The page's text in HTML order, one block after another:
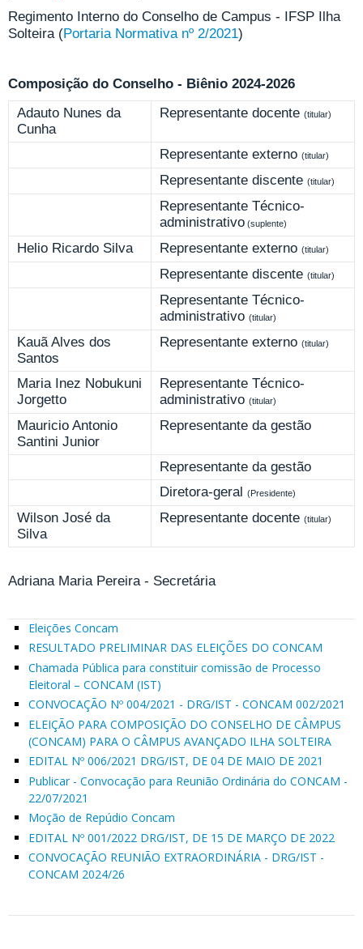
Regimento Interno do Conselho de Campus - IFSP Ilha
Solteira (Portaria Normativa nº 2/2021)
Composição do Conselho - Biênio 2024-2026
Adauto Nunes da
Cunha
Representante docente (titular)
Representante externo (titular)
Representante discente (titular)
Representante Técnico-
administrativo (suplente)
Helio Ricardo Silva Representante externo (titular)
Representante discente (titular)
Representante Técnico-
administrativo (titular)
Kauã Alves dos
Santos
Representante externo (titular)
Maria Inez Nobukuni
Jorgetto
Representante Técnico-
administrativo (titular)
Mauricio Antonio
Santini Junior
Representante da gestão
Representante da gestão
Diretora-geral (Presidente)
Wilson José da
Silva
Representante docente (titular)
Adriana Maria Pereira - Secretária
Eleições Concam
RESULTADO PRELIMINAR DAS ELEIÇÕES DO CONCAM
Chamada Pública para constituir comissão de Processo
Eleitoral – CONCAM (IST)
CONVOCAÇÃO Nº 004/2021 - DRG/IST - CONCAM 002/2021
ELEIÇÃO PARA COMPOSIÇÃO DO CONSELHO DE CÂMPUS
(CONCAM) PARA O CÂMPUS AVANÇADO ILHA SOLTEIRA
EDITAL Nº 006/2021 DRG/IST, DE 04 DE MAIO DE 2021
Publicar - Convocação para Reunião Ordinária do CONCAM -
22/07/2021
Moção de Repúdio Concam
EDITAL Nº 001/2022 DRG/IST, DE 15 DE MARÇO DE 2022
CONVOCAÇÃO REUNIÃO EXTRAORDINÁRIA - DRG/IST -
CONCAM 2024/26